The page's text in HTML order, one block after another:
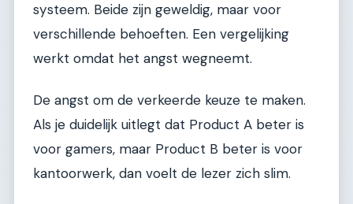
systeem. Beide zijn geweldig, maar voor
verschillende behoeften. Een vergelijking
werkt omdat het angst wegneemt.
De angst om de verkeerde keuze te maken.
Als je duidelijk uitlegt dat Product A beter is
voor gamers, maar Product B beter is voor
kantoorwerk, dan voelt de lezer zich slim.